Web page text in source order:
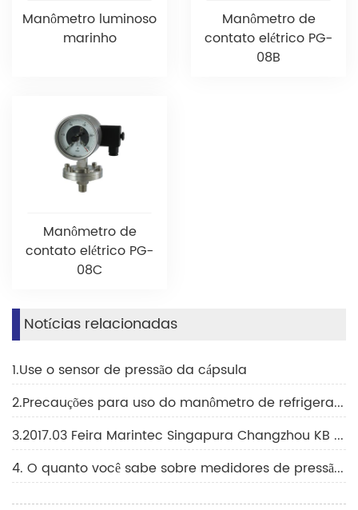
Manômetro luminoso
marinho
Manômetro de
contato elétrico PG-
08B
Manômetro de
contato elétrico PG-
08C
Notícias relacionadas
1.Use o sensor de pressão da cápsula
2.Precauções para uso do manômetro de refrigeração
3.2017.03 Feira Marintec Singapura Changzhou KB B-K36H
4. O quanto você sabe sobre medidores de pressão de refrigerante?